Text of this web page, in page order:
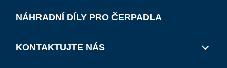
NÁHRADNÍ DÍLY PRO ČERPADLA
KONTAKTUJTE NÁS